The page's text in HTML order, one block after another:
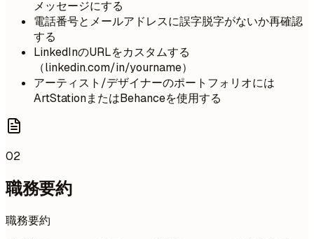
メッセージにする
電話番号とメールアドレスに誤字脱字がないか再確認
する
LinkedInのURLをカスタムする
（linkedin.com/in/yourname）
アーティスト/デザイナーのポートフォリオには
ArtStationまたはBehanceを使用する
02
職務要約
職務要約